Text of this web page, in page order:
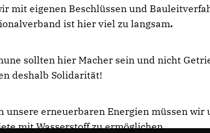
mit eigenen Beschlüssen und
ist hier viel zu langsam.
sollten hier Macher sein und nicht
deshalb Solidarität!
erneuerbaren Energien müssen wir
mit Wasserstoff zu ermöglichen.